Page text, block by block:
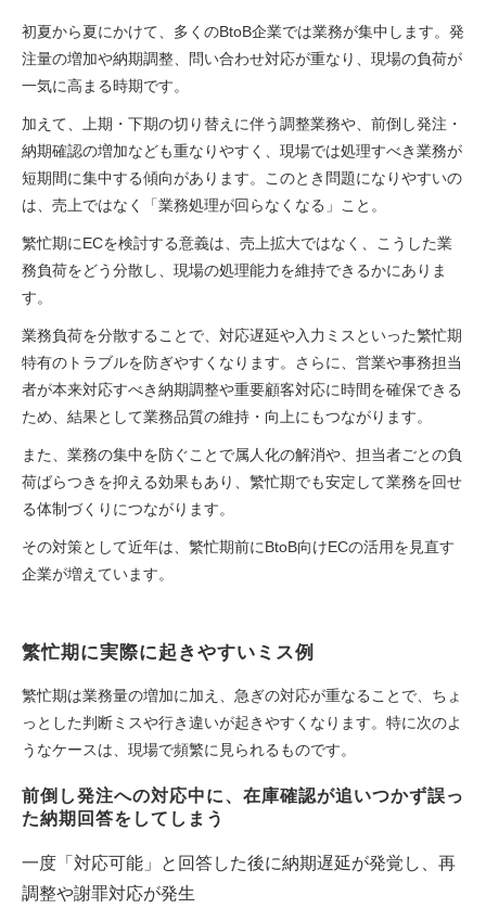
初夏から夏にかけて、多くのBtoB企業では業務が集中します。発
注量の増加や納期調整、問い合わせ対応が重なり、現場の負荷が
一気に高まる時期です。
加えて、上期・下期の切り替えに伴う調整業務や、前倒し発注・
納期確認の増加なども重なりやすく、現場では処理すべき業務が
短期間に集中する傾向があります。このとき問題になりやすいの
は、売上ではなく「業務処理が回らなくなる」こと。
繁忙期にECを検討する意義は、売上拡大ではなく、こうした業
務負荷をどう分散し、現場の処理能力を維持できるかにありま
す。
業務負荷を分散することで、対応遅延や入力ミスといった繁忙期
特有のトラブルを防ぎやすくなります。さらに、営業や事務担当
者が本来対応すべき納期調整や重要顧客対応に時間を確保できる
ため、結果として業務品質の維持・向上にもつながります。
また、業務の集中を防ぐことで属人化の解消や、担当者ごとの負
荷ばらつきを抑える効果もあり、繁忙期でも安定して業務を回せ
る体制づくりにつながります。
その対策として近年は、繁忙期前にBtoB向けECの活用を見直す
企業が増えています。
繁忙期に実際に起きやすいミス例
繁忙期は業務量の増加に加え、急ぎの対応が重なることで、ちょ
っとした判断ミスや行き違いが起きやすくなります。特に次のよ
うなケースは、現場で頻繁に見られるものです。
前倒し発注への対応中に、在庫確認が追いつかず誤っ
た納期回答をしてしまう
一度「対応可能」と回答した後に納期遅延が発覚し、再
調整や謝罪対応が発生